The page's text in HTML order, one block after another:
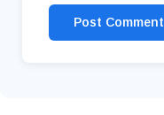
Post Comment